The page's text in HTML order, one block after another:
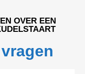
OVER EEN